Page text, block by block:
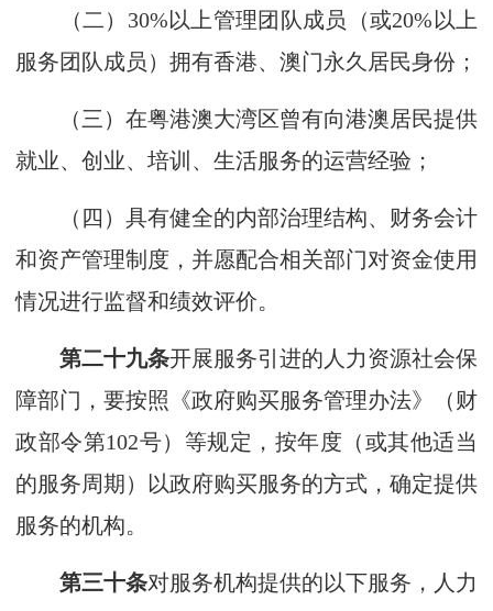
（二）30%以上管理团队成员（或20%以上
服务团队成员）拥有香港、澳门永久居民身份；
（三）在粤港澳大湾区曾有向港澳居民提供
就业、创业、培训、生活服务的运营经验；
（四）具有健全的内部治理结构、财务会计
和资产管理制度，并愿配合相关部门对资金使用
情况进行监督和绩效评价。
第二十九条开展服务引进的人力资源社会保
障部门，要按照《政府购买服务管理办法》（财
政部令第102号）等规定，按年度（或其他适当
的服务周期）以政府购买服务的方式，确定提供
服务的机构。
第三十条对服务机构提供的以下服务，人力